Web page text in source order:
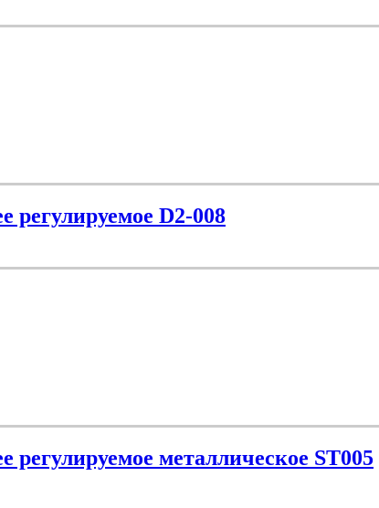
регулируемое D2-008
металлическое ST005